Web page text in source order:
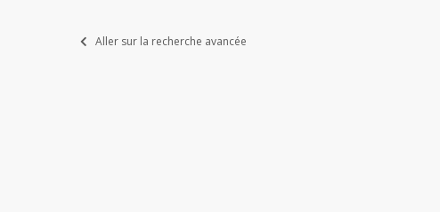
Aller sur la recherche avancée